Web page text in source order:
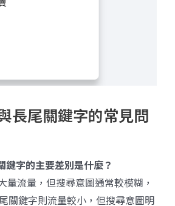
長尾關鍵字的常見問
鍵字的主要差別是什麼？
量流量，但搜尋意圖通常較模糊，
關鍵字則流量較小，但搜尋意圖明